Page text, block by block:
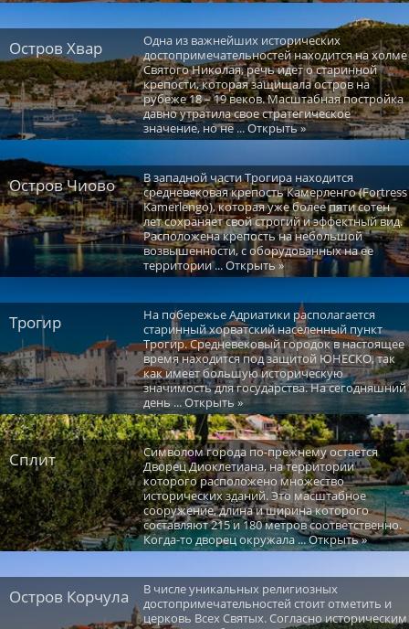
Остров Хвар
Одна из важнейших исторических
достопримечательностей находится на холме
Святого Николая, речь идет о старинной
крепости, которая защищала остров на
рубеже 18 – 19 веков. Масштабная постройка
давно утратила свое стратегическое
значение, но не ... Открыть »
Остров Чиово
В западной части Трогира находится
средневековая крепость Камерленго (Fortress
Kamerlengo), которая уже более пяти сотен
лет сохраняет свой строгий и эффектный вид.
Расположена крепость на небольшой
возвышенности, с оборудованных на ее
территории ... Открыть »
Трогир
На побережье Адриатики располагается
старинный хорватский населенный пункт
Трогир. Средневековый городок в настоящее
время находится под защитой ЮНЕСКО, так
как имеет большую историческую
значимость для государства. На сегодняшний
день ... Открыть »
Сплит
Символом города по-прежнему остается
Дворец Диоклетиана, на территории
которого расположено множество
исторических зданий. Это масштабное
сооружение, длина и ширина которого
составляют 215 и 180 метров соответственно.
Когда-то дворец окружала ... Открыть »
Остров Корчула
В числе уникальных религиозных
достопримечательностей стоит отметить и
церковь Всех Святых. Согласно историческим